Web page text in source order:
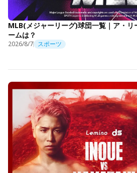
MLB(メジャーリーグ)球団一覧｜ア・
ームは？
2026/8/7 スポーツ